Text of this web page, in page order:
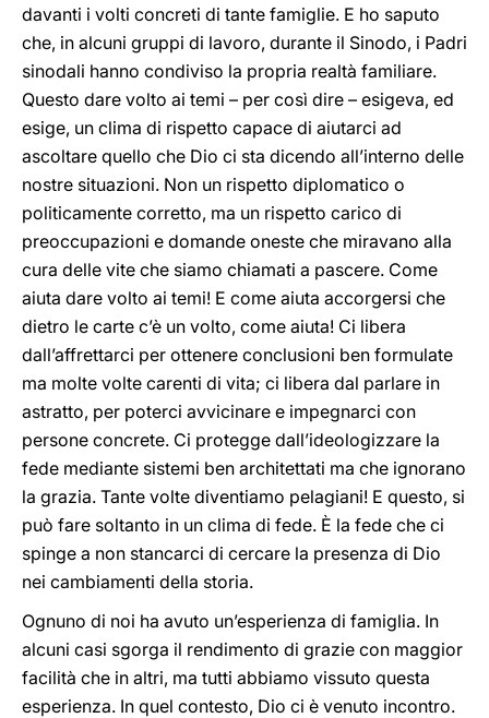
davanti i volti concreti di tante famiglie. E ho saputo
che, in alcuni gruppi di lavoro, durante il Sinodo, i Padri
sinodali hanno condiviso la propria realtà familiare.
Questo dare volto ai temi – per così dire – esigeva, ed
esige, un clima di rispetto capace di aiutarci ad
ascoltare quello che Dio ci sta dicendo all’interno delle
nostre situazioni. Non un rispetto diplomatico o
politicamente corretto, ma un rispetto carico di
preoccupazioni e domande oneste che miravano alla
cura delle vite che siamo chiamati a pascere. Come
aiuta dare volto ai temi! E come aiuta accorgersi che
dietro le carte c’è un volto, come aiuta! Ci libera
dall’affrettarci per ottenere conclusioni ben formulate
ma molte volte carenti di vita; ci libera dal parlare in
astratto, per poterci avvicinare e impegnarci con
persone concrete. Ci protegge dall’ideologizzare la
fede mediante sistemi ben architettati ma che ignorano
la grazia. Tante volte diventiamo pelagiani! E questo, si
può fare soltanto in un clima di fede. È la fede che ci
spinge a non stancarci di cercare la presenza di Dio
nei cambiamenti della storia.
Ognuno di noi ha avuto un’esperienza di famiglia. In
alcuni casi sgorga il rendimento di grazie con maggior
facilità che in altri, ma tutti abbiamo vissuto questa
esperienza. In quel contesto, Dio ci è venuto incontro.